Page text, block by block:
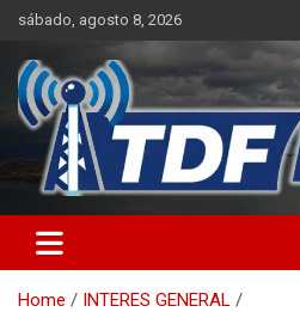
Skip
content
sábado, agosto 8, 2026
Home
INTERES GENERAL